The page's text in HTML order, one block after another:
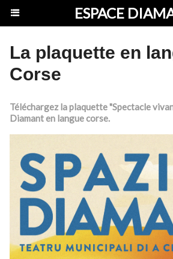
ESPACE
La plaquette en
Corse
Téléchargez la plaquette "Spectacle
Diamant en langue corse.